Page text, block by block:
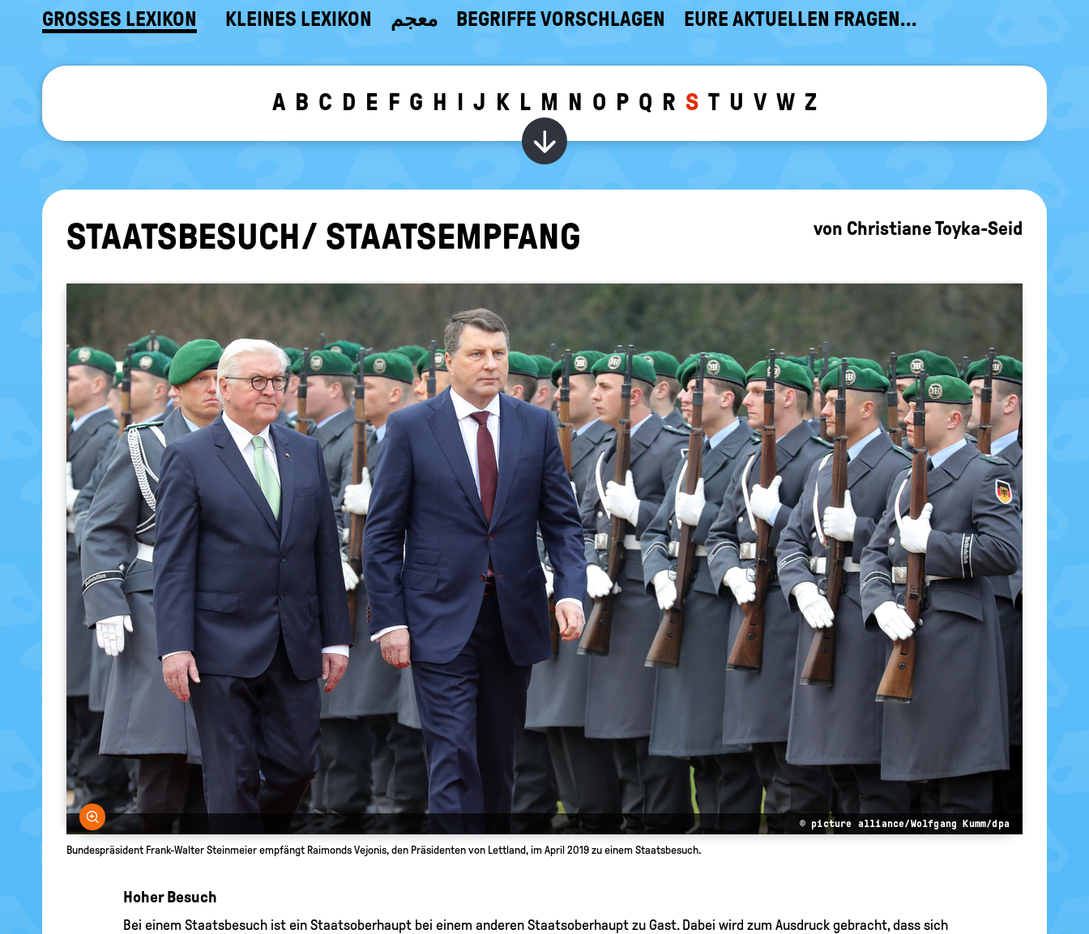
GROSSES LEXIKON KLEINES LEXIKON معجم BEGRIFFE VORSCHLAGEN EURE AKTUELLEN FRAGEN...
A B C D E F G H I J K L M N O P Q R S T U V W Z
Wörter zu dem gewählten Buchstaben ein-/
STAATS­BE­SUCH/ STAATS­EMP­FANG von Christiane Toyka-Seid
Bild vergrößern
© picture alliance/Wolfgang Kumm/dpa
Bundespräsident Frank-Walter Steinmeier empfängt Raimonds Vejonis, den Präsidenten von Lettland, im April 2019 zu einem Staatsbesuch.
Hoher Besuch
Bei einem Staatsbesuch ist ein Staatsoberhaupt bei einem anderen Staatsoberhaupt zu Gast. Dabei wird zum Ausdruck gebracht, dass sich